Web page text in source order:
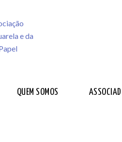
QUEM SOMOS